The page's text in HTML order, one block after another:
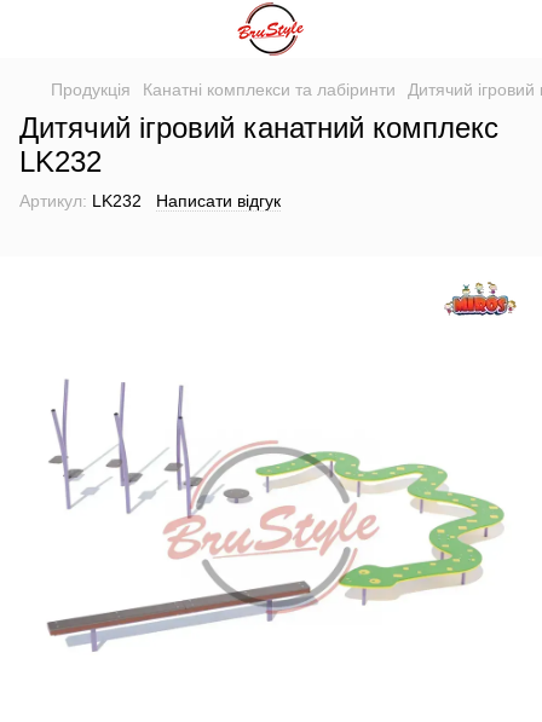
Продукція Канатні комплекси та лабіринти Дитячий
Дитячий ігровий канатний комплекс
LK232
Артикул: LK232 Написати відгук